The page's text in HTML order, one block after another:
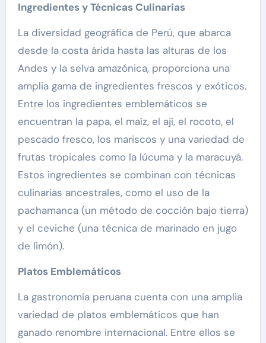
Ingredientes y Técnicas Culinarias
La diversidad geográfica de Perú, que abarca
desde la costa árida hasta las alturas de los
Andes y la selva amazónica, proporciona una
amplia gama de ingredientes frescos y exóticos.
Entre los ingredientes emblemáticos se
encuentran la papa, el maíz, el ají, el rocoto, el
pescado fresco, los mariscos y una variedad de
frutas tropicales como la lúcuma y la maracuyá.
Estos ingredientes se combinan con técnicas
culinarias ancestrales, como el uso de la
pachamanca (un método de cocción bajo tierra)
y el ceviche (una técnica de marinado en jugo
de limón).
Platos Emblemáticos
La gastronomía peruana cuenta con una amplia
variedad de platos emblemáticos que han
ganado renombre internacional. Entre ellos se